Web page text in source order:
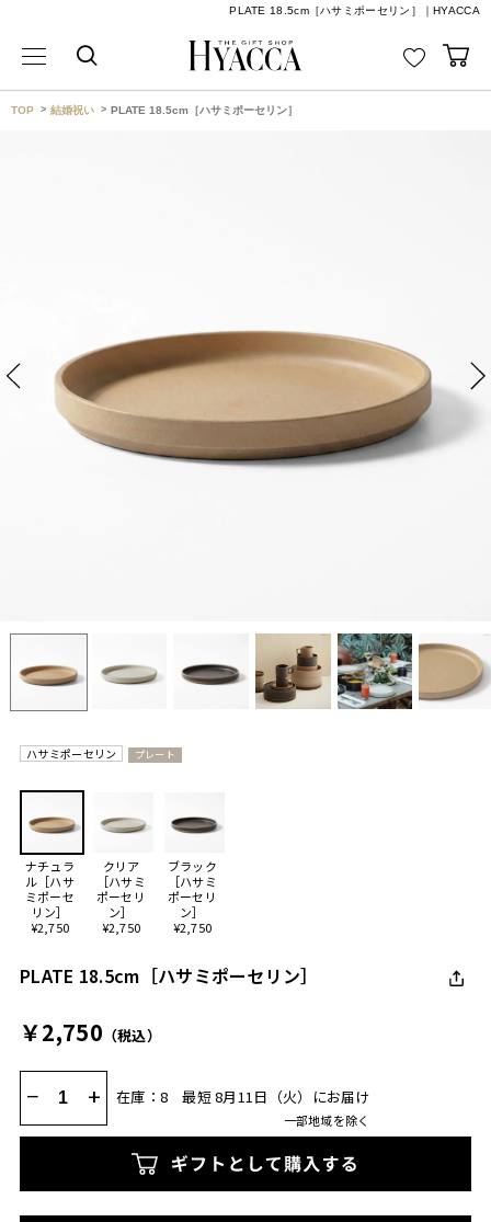
PLATE 18.5cm［ハサミポーセリン］｜HYACCA
TOP 結婚祝い PLATE 18.5cm［ハサミポーセリン］
ハサミポーセリン プレート
ナチュラ
ル［ハサ
ミポーセ
リン］
¥2,750
クリア
［ハサミ
ポーセリ
ン］
¥2,750
ブラック
［ハサミ
ポーセリ
ン］
¥2,750
PLATE 18.5cm［ハサミポーセリン］
￥2,750 （税込）
− + 在庫：8 最短 8月11日（火）にお届け
一部地域を除く